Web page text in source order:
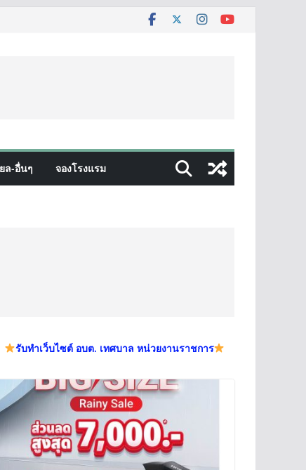
ล-อื่นๆ จองโรงแรม
รับทำเว็บไซต์ อบต. เทศบาล หน่วยงานราชการ